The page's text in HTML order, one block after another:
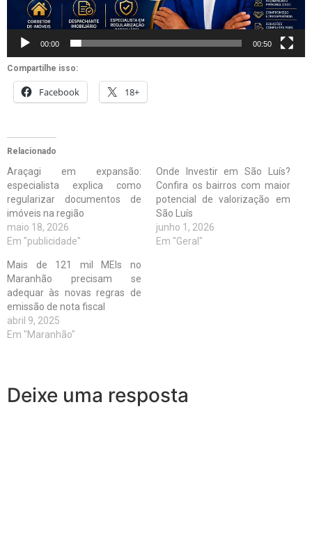
00:00 00:50
Compartilhe isso:
Facebook 18+
Relacionado
Araçagi em expansão:
especialista explica como
regularizar documentos de
imóveis na região
maio 18, 2026
Em "publicidade"
Onde Investir em São Luís?
Confira os bairros com maior
potencial de valorização em
São Luís
junho 1, 2026
Em "Geral"
Mais de 121 mil MEIs no
Maranhão precisam se
adequar às novas regras de
emissão de nota fiscal
abril 9, 2025
Em "Maranhão"
Deixe uma resposta